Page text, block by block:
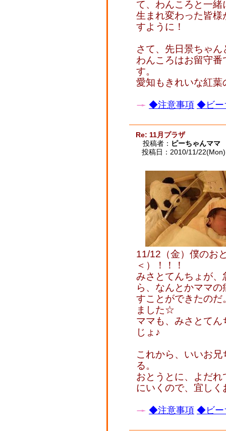
て、わんころと一
生まれ変わった皆
すように！
さて、先日景ちゃ
わんころはお留守
す。
愛知もきれいな紅葉
◆注意事項 ◆ビー
Re: 11月プラザ
投稿者： ピーちゃんママ
投稿日：2010/11/
11/12（金）僕のお
＜）！！！
みさとてんちょが
ら、なんとかママ
すことができたの
ました☆
ママも、みさとて
じょ♪
これから、いいお
る。
おとうとに、よだ
にいくので、宜し
◆注意事項 ◆ビー